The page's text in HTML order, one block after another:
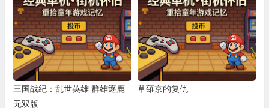
三国战纪：乱世英雄 群雄逐鹿
无双版
草薙京的复仇